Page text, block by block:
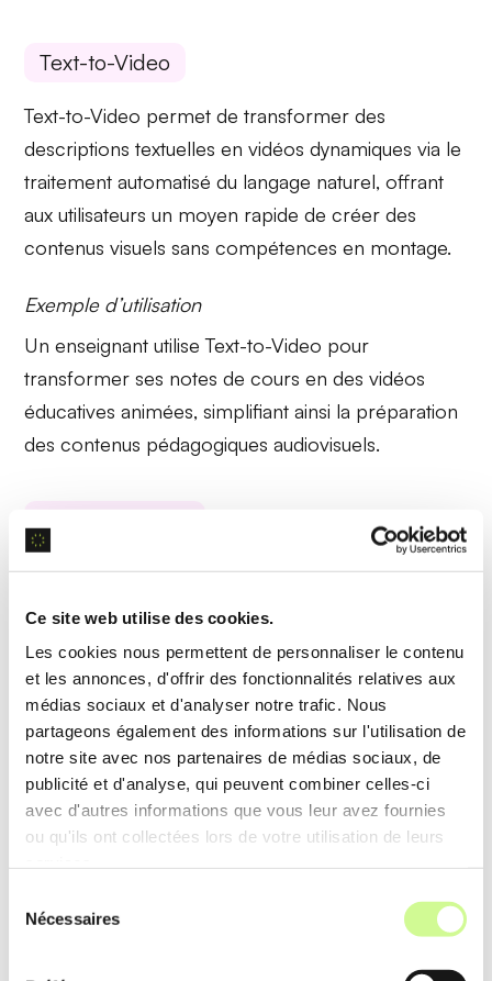
Ce site web utilise des cookies.
Les cookies nous permettent de personnaliser le contenu
et les annonces, d'offrir des fonctionnalités relatives aux
médias sociaux et d'analyser notre trafic. Nous
partageons également des informations sur l'utilisation de
notre site avec nos partenaires de médias sociaux, de
publicité et d'analyse, qui peuvent combiner celles-ci
avec d'autres informations que vous leur avez fournies
ou qu'ils ont collectées lors de votre utilisation de leurs
Nécessaires
Text-to-Video
Text-to-Video permet de transformer des
descriptions textuelles en vidéos dynamiques via le
traitement automatisé du langage naturel, offrant
aux utilisateurs un moyen rapide de créer des
contenus visuels sans compétences en montage.
Exemple d’utilisation
Un enseignant utiliseText-to-Video pour
transformer ses notes de cours en des vidéos
éducatives animées, simplifiant ainsi la préparation
des contenus pédagogiques audiovisuels.
Image-to-Videoconvertit des images statiques en
scènes animées, exploitant des algorithmes de
dessins, enrichissant les projets visuels des
utilisateurs.
Exemple d’utilisation
Un designer utiliseImage-to-Videopour créer une
animation à partir de ses illustrations, donnant un
impact visuel supplémentaire à son portfolio